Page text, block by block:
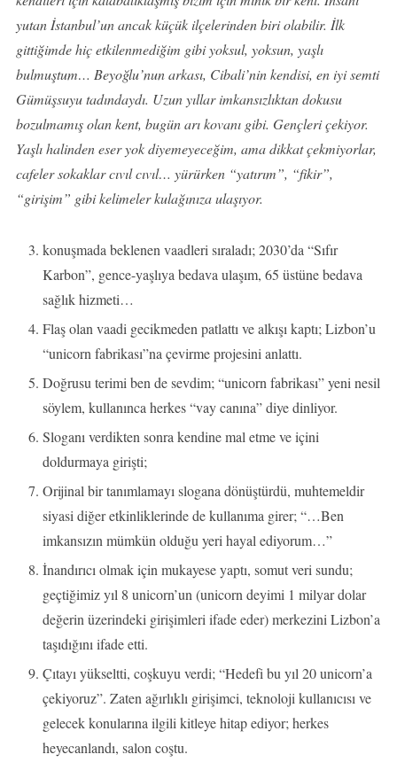
yutan İstanbul’un ancak küçük ilçelerinden biri olabilir. İlk
gittiğimde hiç etkilenmediğim gibi yoksul, yoksun, yaşlı
bulmuştum… Beyoğlu’nun arkası, Cibali’nin kendisi, en iyi semti
Gümüşsuyu tadındaydı. Uzun yıllar imkansızlıktan dokusu
bozulmamış olan kent, bugün arı kovanı gibi. Gençleri çekiyor.
Yaşlı halinden eser yok diyemeyeceğim, ama dikkat çekmiyorlar,
cafeler sokaklar cıvıl cıvıl… yürürken “yatırım”, “fikir”,
“girişim” gibi kelimeler kulağınıza ulaşıyor.
konuşmada beklenen vaadleri sıraladı; 2030’da “Sıfır
Karbon”, gence-yaşlıya bedava ulaşım, 65 üstüne bedava
sağlık hizmeti…
Flaş olan vaadi gecikmeden patlattı ve alkışı kaptı; Lizbon’u
“unicorn fabrikası”na çevirme projesini anlattı.
Doğrusu terimi ben de sevdim; “unicorn fabrikası” yeni nesil
söylem, kullanınca herkes “vay canına” diye dinliyor.
Sloganı verdikten sonra kendine mal etme ve içini
doldurmaya girişti;
Orijinal bir tanımlamayı slogana dönüştürdü, muhtemeldir
siyasi diğer etkinliklerinde de kullanıma girer; “…Ben
imkansızın mümkün olduğu yeri hayal ediyorum…”
İnandırıcı olmak için mukayese yaptı, somut veri sundu;
geçtiğimiz yıl 8 unicorn’un (unicorn deyimi 1 milyar dolar
değerin üzerindeki girişimleri ifade eder) merkezini Lizbon’a
taşıdığını ifade etti.
Çıtayı yükseltti, coşkuyu verdi; “Hedefi bu yıl 20 unicorn’a
çekiyoruz”. Zaten ağırlıklı girişimci, teknoloji kullanıcısı ve
gelecek konularına ilgili kitleye hitap ediyor; herkes
heyecanlandı, salon coştu.